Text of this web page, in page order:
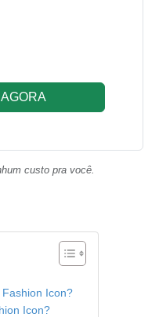
custo pra você.
Icon?
Icon?